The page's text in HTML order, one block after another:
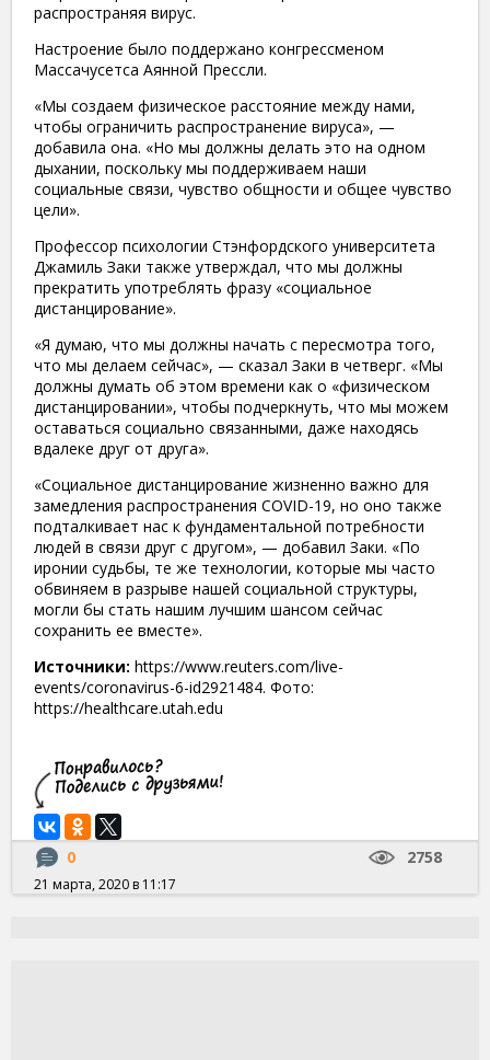
распространяя вирус.
Настроение было поддержано конгрессменом
Массачусетса Аянной Прессли.
«Мы создаем физическое расстояние между нами,
чтобы ограничить распространение вируса», —
добавила она. «Но мы должны делать это на одном
дыхании, поскольку мы поддерживаем наши
социальные связи, чувство общности и общее чувство
цели».
Профессор психологии Стэнфордского университета
Джамиль Заки также утверждал, что мы должны
прекратить употреблять фразу «социальное
дистанцирование».
«Я думаю, что мы должны начать с пересмотра того,
что мы делаем сейчас», — сказал Заки в четверг. «Мы
должны думать об этом времени как о «физическом
дистанцировании», чтобы подчеркнуть, что мы можем
оставаться социально связанными, даже находясь
вдалеке друг от друга».
«Социальное дистанцирование жизненно важно для
замедления распространения COVID-19, но оно также
подталкивает нас к фундаментальной потребности
людей в связи друг с другом», — добавил Заки. «По
иронии судьбы, те же технологии, которые мы часто
обвиняем в разрыве нашей социальной структуры,
могли бы стать нашим лучшим шансом сейчас
сохранить ее вместе».
Источники: https://www.reuters.com/live-
events/coronavirus-6-id2921484. Фото:
https://healthcare.utah.edu
0 2758
21 марта, 2020 в 11:17